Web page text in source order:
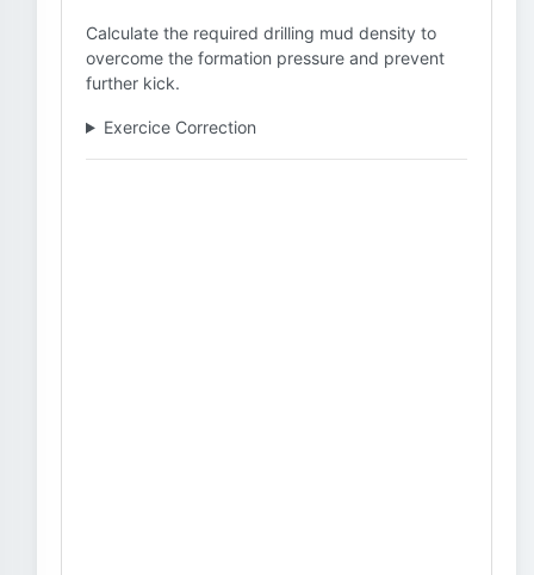
Calculate the required drilling mud density to
overcome the formation pressure and prevent
further kick.
Exercice Correction